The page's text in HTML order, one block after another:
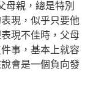
親，總是特別
現，似乎只要他
現不佳時，父母
事，基本上就容
會是一個負向發